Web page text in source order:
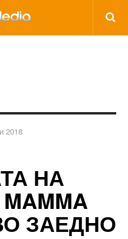
2018
НА
ЗАЕДНО